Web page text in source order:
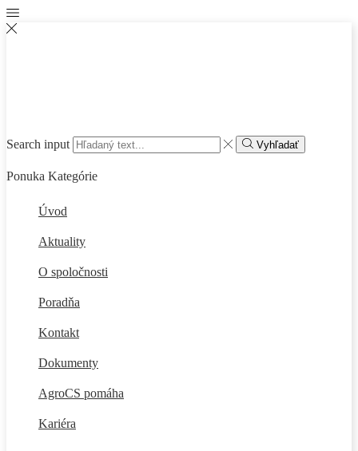
Search input Vyhľadať
Ponuka Kategórie
Úvod
Aktuality
O spoločnosti
Poradňa
Kontakt
Dokumenty
AgroCS pomáha
Kariéra